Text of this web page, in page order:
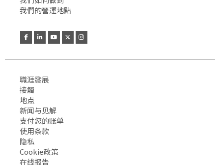
我們的營運地點
職涯發展
接觸
地点
新闻与见解
支付您的账单
使用条款
隐私
Cookie政策
在线报告